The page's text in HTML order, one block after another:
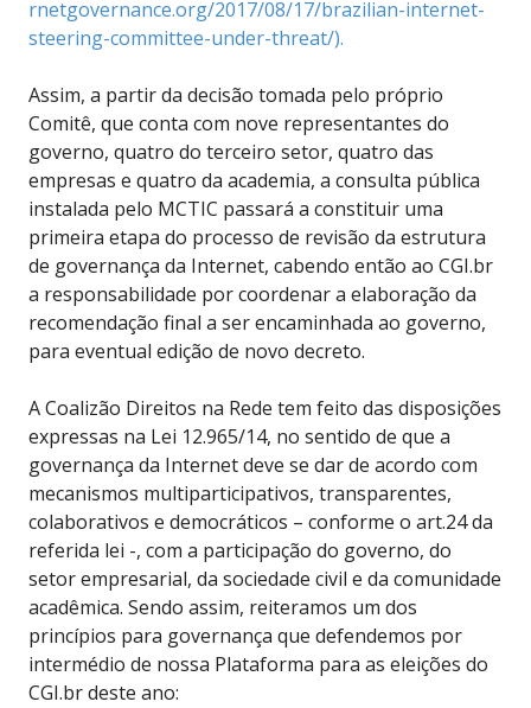
rnet​gove​rnan​ce.o​rg/2​017/​08/1​7/br​azil​ian-​inte​rnet​-
ste​erin​g-co​mmit​tee-​unde​r-th​reat​/).
Assim, a partir da decisão tomada pelo próprio
Comitê, que conta com nove representantes do
governo, quatro do terceiro setor, quatro das
empresas e quatro da academia, a consulta pública
instalada pelo MCTIC passará a constituir uma
primeira etapa do processo de revisão da estrutura
de governança da Internet, cabendo então ao CGI.br
a responsabilidade por coordenar a elaboração da
recomendação final a ser encaminhada ao governo,
para eventual edição de novo decreto.
A Coalizão Direitos na Rede tem feito das disposições
expressas na Lei 12.965/14, no sentido de que a
governança da Internet deve se dar de acordo com
mecanismos multiparticipativos, transparentes,
colaborativos e democráticos – conforme o art.24 da
referida lei -, com a participação do governo, do
setor empresarial, da sociedade civil e da comunidade
acadêmica. Sendo assim, reiteramos um dos
princípios para governança que defendemos por
intermédio de nossa Plataforma para as eleições do
CGI.br deste ano: